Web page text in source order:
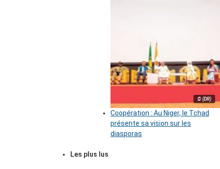
© (DR)
Coopération : Au Niger, le Tchad
présente sa vision sur les
diasporas
Les plus lus